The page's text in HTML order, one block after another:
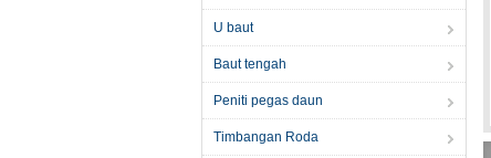
U baut
Baut tengah
Peniti pegas daun
Timbangan Roda